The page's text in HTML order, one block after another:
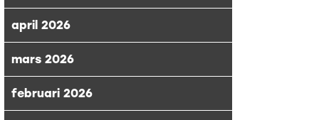
april 2026
mars 2026
februari 2026